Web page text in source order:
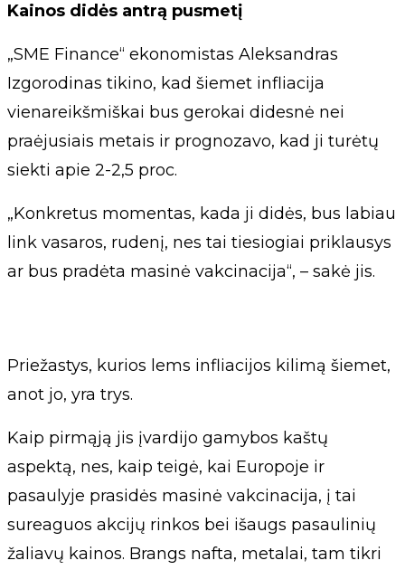
Kainos didės antrą pusmetį
„SME Finance“ ekonomistas Aleksandras
Izgorodinas tikino, kad šiemet infliacija
vienareikšmiškai bus gerokai didesnė nei
praėjusiais metais ir prognozavo, kad ji turėtų
siekti apie 2-2,5 proc.
„Konkretus momentas, kada ji didės, bus labiau
link vasaros, rudenį, nes tai tiesiogiai priklausys
ar bus pradėta masinė vakcinacija“, – sakė jis.
Priežastys, kurios lems infliacijos kilimą šiemet,
anot jo, yra trys.
Kaip pirmąją jis įvardijo gamybos kaštų
aspektą, nes, kaip teigė, kai Europoje ir
pasaulyje prasidės masinė vakcinacija, į tai
sureaguos akcijų rinkos bei išaugs pasaulinių
žaliavų kainos. Brangs nafta, metalai, tam tikri